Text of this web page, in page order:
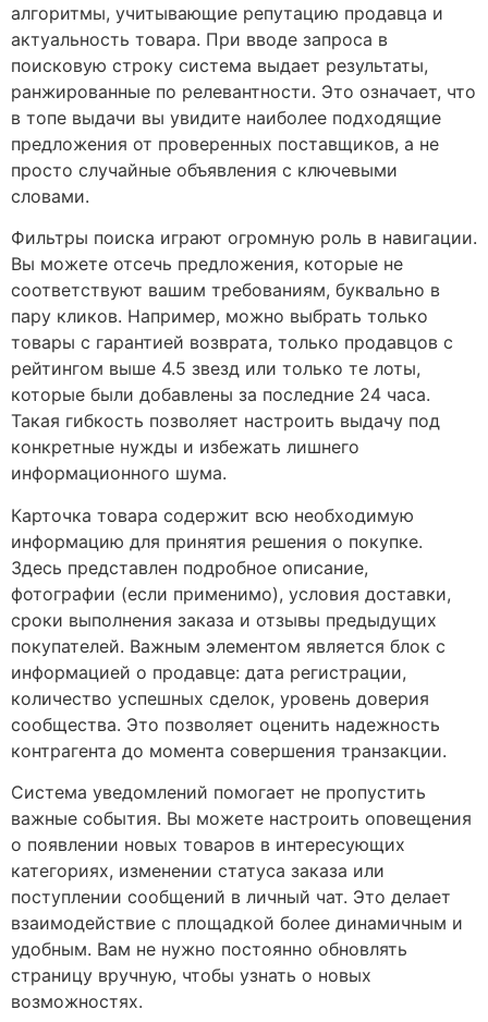
алгоритмы, учитывающие репутацию продавца и
актуальность товара. При вводе запроса в
поисковую строку система выдает результаты,
ранжированные по релевантности. Это означает, что
в топе выдачи вы увидите наиболее подходящие
предложения от проверенных поставщиков, а не
просто случайные объявления с ключевыми
словами.
Фильтры поиска играют огромную роль в навигации.
Вы можете отсечь предложения, которые не
соответствуют вашим требованиям, буквально в
пару кликов. Например, можно выбрать только
товары с гарантией возврата, только продавцов с
рейтингом выше 4.5 звезд или только те лоты,
которые были добавлены за последние 24 часа.
Такая гибкость позволяет настроить выдачу под
конкретные нужды и избежать лишнего
информационного шума.
Карточка товара содержит всю необходимую
информацию для принятия решения о покупке.
Здесь представлен подробное описание,
фотографии (если применимо), условия доставки,
сроки выполнения заказа и отзывы предыдущих
покупателей. Важным элементом является блок с
информацией о продавце: дата регистрации,
количество успешных сделок, уровень доверия
сообщества. Это позволяет оценить надежность
контрагента до момента совершения транзакции.
Система уведомлений помогает не пропустить
важные события. Вы можете настроить оповещения
о появлении новых товаров в интересующих
категориях, изменении статуса заказа или
поступлении сообщений в личный чат. Это делает
взаимодействие с площадкой более динамичным и
удобным. Вам не нужно постоянно обновлять
страницу вручную, чтобы узнать о новых
возможностях.